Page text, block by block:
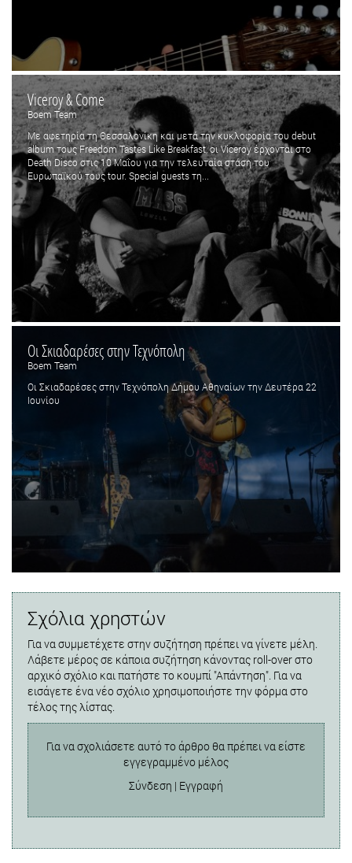
Viceroy & Come
Boem Team
Με αφετηρία τη Θεσσαλονίκη και μετά την κυκλοφορία του debut
album τους Freedom Tastes Like Breakfast, οι Viceroy έρχονται στο
Death Disco στις 10 Μαΐου για την τελευταία στάση του
Ευρωπαϊκού τους tour. Special guests τη...
Οι Σκιαδαρέσες στην Τεχνόπολη
Boem Team
Οι Σκιαδαρέσες στην Τεχνόπολη Δήμου Αθηναίων την Δευτέρα 22
Ιουνίου
Σχόλια χρηστών
Για να συμμετέχετε στην συζήτηση πρέπει να γίνετε μέλη.
Λάβετε μέρος σε κάποια συζήτηση κάνοντας roll-over στο
αρχικό σχόλιο και πατήστε το κουμπί "Απάντηση". Για να
εισάγετε ένα νέο σχόλιο χρησιμοποιήστε την φόρμα στο
τέλος της λίστας.
Για να σχολιάσετε αυτό το άρθρο θα πρέπει να είστε
εγγεγραμμένο μέλος
Σύνδεση | Εγγραφή